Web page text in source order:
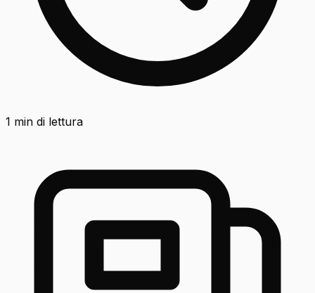
1 min di lettura